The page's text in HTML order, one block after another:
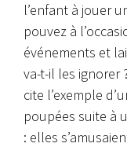
l’enfant à jouer
pouvez à
événements et
va-t-il les ignorer
cite l’exemple
poupées suite à
: elles